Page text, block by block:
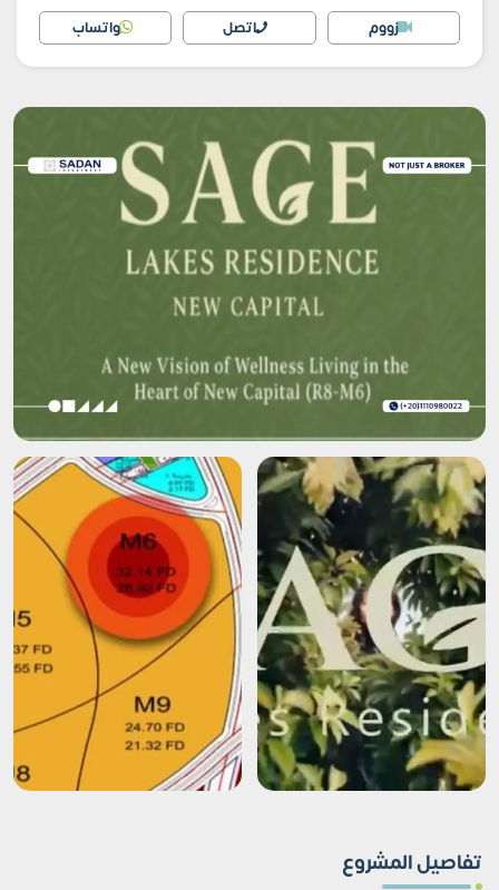
زووم اتصل واتساب
تفاصيل المشروع